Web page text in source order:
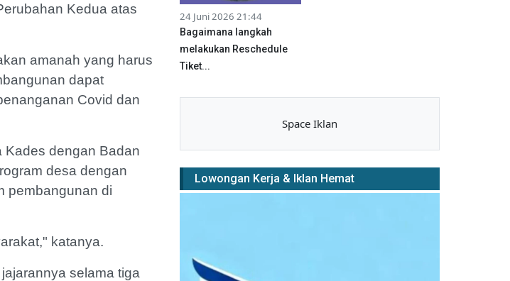
Kedua atas
amanah yang harus
dapat
Covid dan
Kades dengan Badan
desa dengan
pembangunan di
katanya.
selama tiga
24 Juni 2026 21:44
Bagaimana langkah
melakukan Reschedule
Tiket...
Space Iklan
Lowongan Kerja & Iklan Hemat